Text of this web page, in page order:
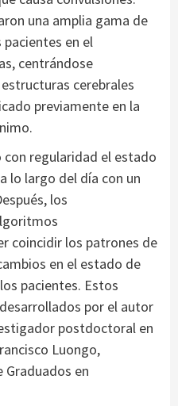
una amplia gama de
en el
centrándose
cerebrales
previamente en la
regularidad el estado
lo largo del día con un
los
coincidir los patrones de
en el estado de
pacientes. Estos
por el autor
postdoctoral en
Luongo,
en